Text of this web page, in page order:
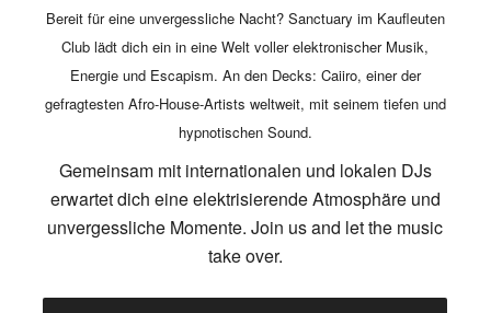
Bereit für eine unvergessliche Nacht? Sanctuary im Kaufleuten
Club lädt dich ein in eine Welt voller elektronischer Musik,
Energie und Escapism. An den Decks: Caiiro, einer der
gefragtesten Afro-House-Artists weltweit, mit seinem tiefen und
hypnotischen Sound.
Gemeinsam mit internationalen und lokalen DJs
erwartet dich eine elektrisierende Atmosphäre und
unvergessliche Momente. Join us and let the music
take over.